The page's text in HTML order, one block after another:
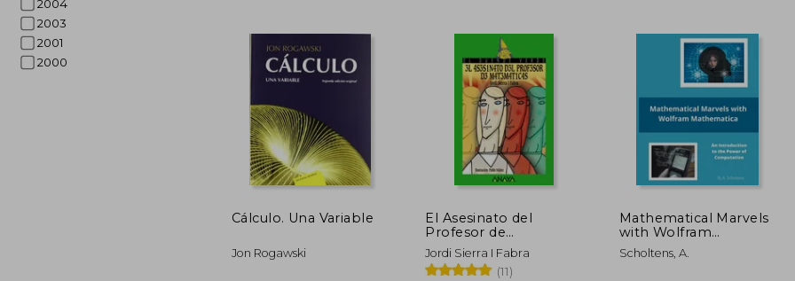
2004
2003
2001
2000
dcto. $ 39.25 $ 87.52 dcto.
Cálculo. Una Variable
Jon Rogawski
El Asesinato del
Profesor de
Matemáticas
Jordi Sierra I Fabra
(11)
Mathematical Marvels
with Wolfram
Mathematica (en
Inglés)
Scholtens, A.